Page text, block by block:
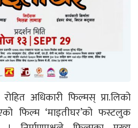
रोहित अधिकारी फिल्मस् प्रा.लिको
फिल्म ‘माइतीघर’को फस्टलुक